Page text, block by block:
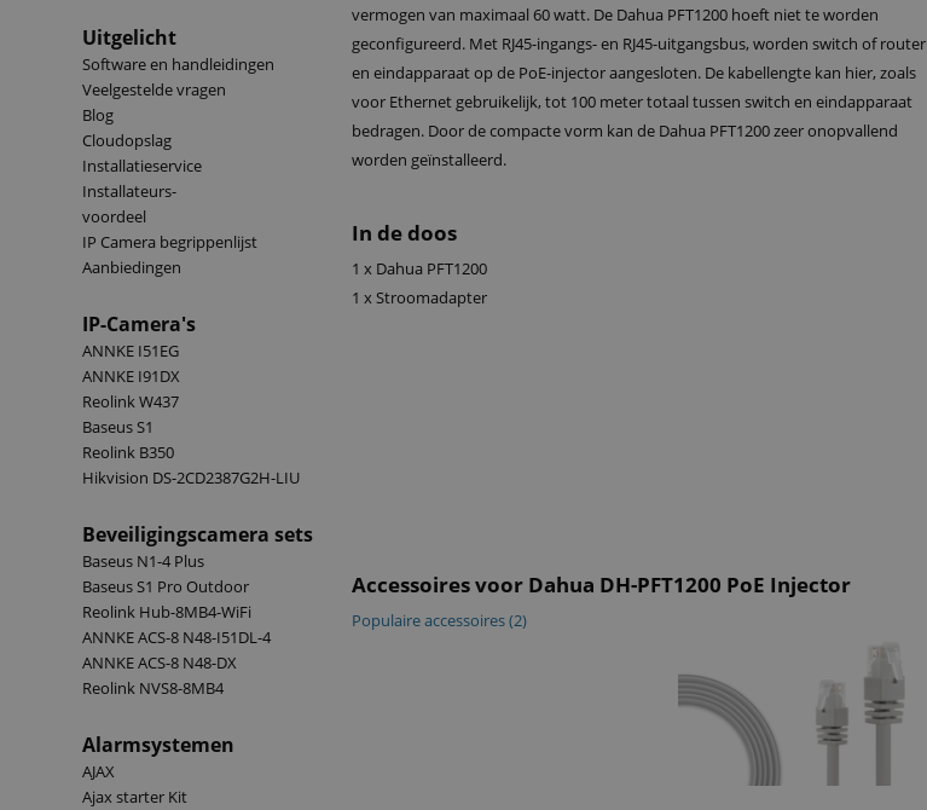
Uitgelicht
Software en handleidingen
Veelgestelde vragen
Blog
Cloudopslag
Installatieservice
Installateurs-
voordeel
IP Camera begrippenlijst
Aanbiedingen
IP-Camera's
ANNKE I51EG
ANNKE I91DX
Reolink W437
Baseus S1
Reolink B350
Hikvision DS-2CD2387G2H-LIU
Beveiligingscamera sets
Baseus N1-4 Plus
Baseus S1 Pro Outdoor
Reolink Hub-8MB4-WiFi
ANNKE ACS-8 N48-I51DL-4
ANNKE ACS-8 N48-DX
Reolink NVS8-8MB4
Alarmsystemen
AJAX
Ajax starter Kit
vermogen van maximaal 60 watt. De Dahua PFT1200 hoeft niet te worden
geconfigureerd. Met RJ45-ingangs- en RJ45-uitgangsbus, worden switch of router
en eindapparaat op de PoE-injector aangesloten. De kabellengte kan hier, zoals
voor Ethernet gebruikelijk, tot 100 meter totaal tussen switch en eindapparaat
bedragen. Door de compacte vorm kan de Dahua PFT1200 zeer onopvallend
worden geïnstalleerd.
In de doos
1 x Dahua PFT1200
1 x Stroomadapter
Accessoires voor Dahua DH-PFT1200 PoE Injector
Populaire accessoires(2)